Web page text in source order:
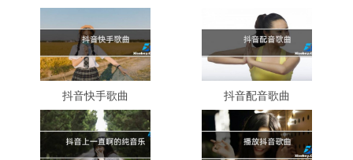
抖音快手歌曲 抖音配音歌曲